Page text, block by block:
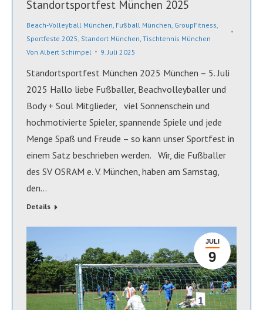
Standortsportfest München 2025
Beach-Volleyball München Fußball München GroupFitness
Sportfeste 2025 Standort München Tischtennis München
Von Albert Schimpel 9. Juli 2025
Standortsportfest München 2025 München – 5. Juli
2025 Hallo liebe Fußballer, Beachvolleyballer und
Body + Soul Mitglieder, viel Sonnenschein und
hochmotivierte Spieler, spannende Spiele und jede
Menge Spaß und Freude – so kann unser Sportfest in
einem Satz beschrieben werden. Wir, die Fußballer
des SV OSRAM e. V. München, haben am Samstag,
den…
Details
JULI
9